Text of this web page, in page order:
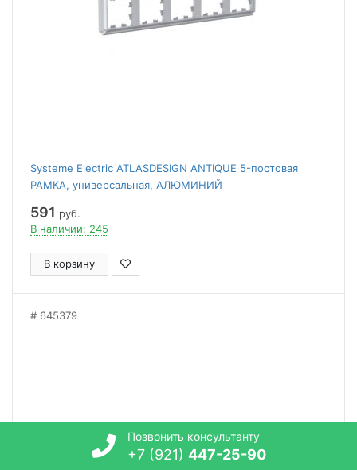
Systeme Electric ATLASDESIGN ANTIQUE 5-постовая
РАМКА, универсальная, АЛЮМИНИЙ
591 руб.
В наличии: 245
В корзину
645379
Позвонить консультанту
+7 (921) 447-25-90